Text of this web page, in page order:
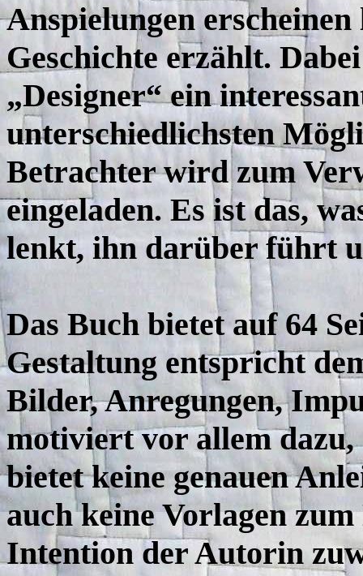
Anspielungen
Geschichte erzählt.
„Designer“ ein
unterschiedlichsten
Betrachter wird zum
eingeladen. Es ist das,
lenkt, ihn darüber führt
Das Buch bietet auf 64
Gestaltung entspricht
Bilder, Anregungen,
motiviert vor allem dazu,
bietet keine genauen
auch keine Vorlagen
Intention der Autorin